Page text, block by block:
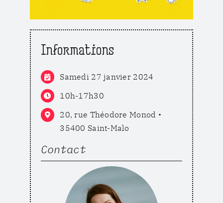
Informations
Samedi 27 janvier 2024
10h-17h30
20, rue Théodore Monod •
35400 Saint-Malo
Contact